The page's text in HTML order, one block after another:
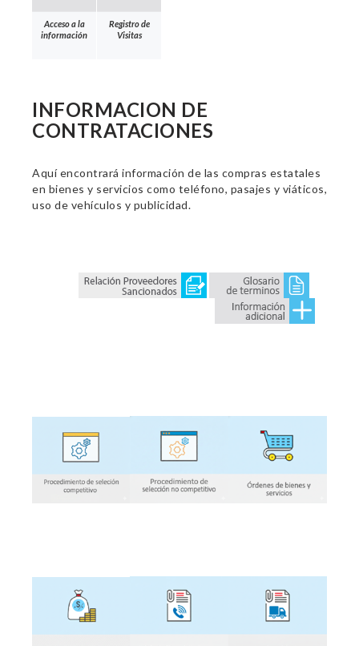
Acceso a la
información
Registro de
Visitas
INFORMACION DE
CONTRATACIONES
Aquí encontrará información de las compras estatales
en bienes y servicios como teléfono, pasajes y viáticos,
uso de vehículos y publicidad.